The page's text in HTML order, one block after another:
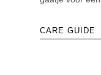
CARE GUIDE